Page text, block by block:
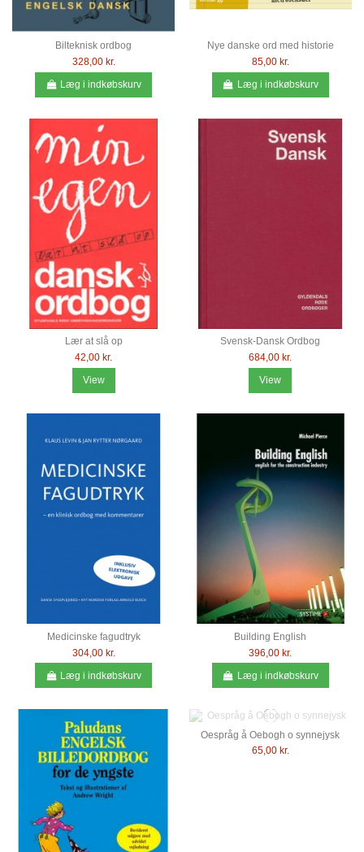
Bilteknisk ordbog
328,00 kr.
Læg i indkøbskurv
Nye danske ord med historie
85,00 kr.
Læg i indkøbskurv
Lær at slå op
42,00 kr.
View
Svensk-Dansk Ordbog
684,00 kr.
View
Medicinske fagudtryk
304,00 kr.
Læg i indkøbskurv
Building English
396,00 kr.
Læg i indkøbskurv
Oespråg å Oebogh o synnejysk
65,00 kr.